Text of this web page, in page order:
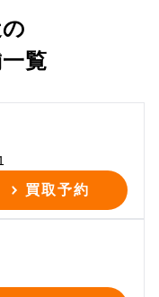
覧
買取予約